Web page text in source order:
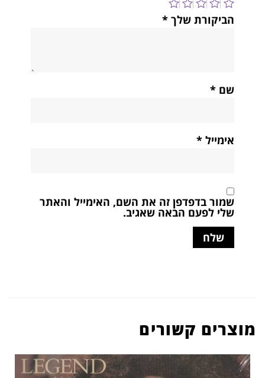
הביקורת שלך *
שם *
אימייל *
שמור בדפדפן זה את השם, האימייל והאתר
שלי לפעם הבאה שאגיב.
מוצרים קשורים